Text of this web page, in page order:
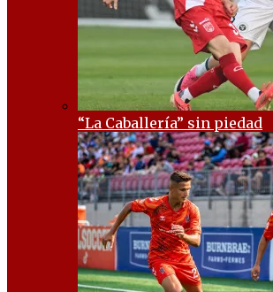
“La Caballería” sin piedad